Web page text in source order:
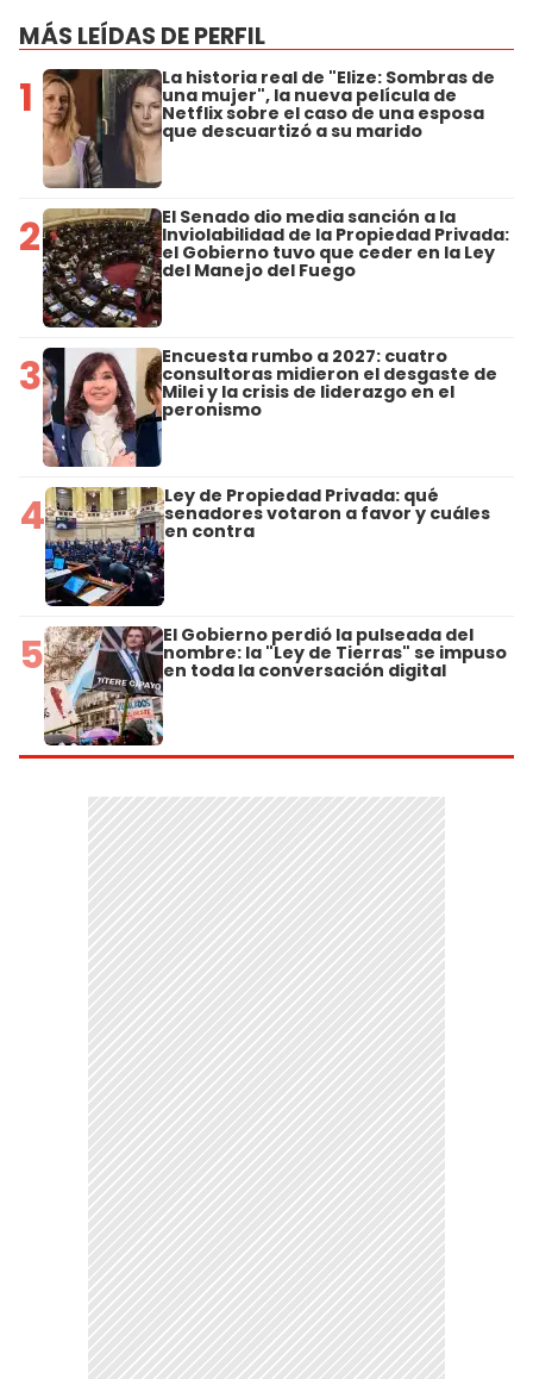
MÁS LEÍDAS DE PERFIL
1 La historia real de "Elize: Sombras de
una mujer", la nueva película de
Netflix sobre el caso de una esposa
que descuartizó a su marido
2 El Senado dio media sanción a la
Inviolabilidad de la Propiedad Privada:
el Gobierno tuvo que ceder en la Ley
del Manejo del Fuego
3 Encuesta rumbo a 2027: cuatro
consultoras midieron el desgaste de
Milei y la crisis de liderazgo en el
peronismo
4 Ley de Propiedad Privada: qué
senadores votaron a favor y cuáles
en contra
5 El Gobierno perdió la pulseada del
nombre: la "Ley de Tierras" se impuso
en toda la conversación digital